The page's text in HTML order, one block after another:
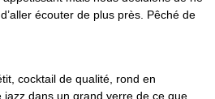
écouter de plus près. Pêché de
cocktail de qualité, rond en
jazz dans un grand verre de ce que